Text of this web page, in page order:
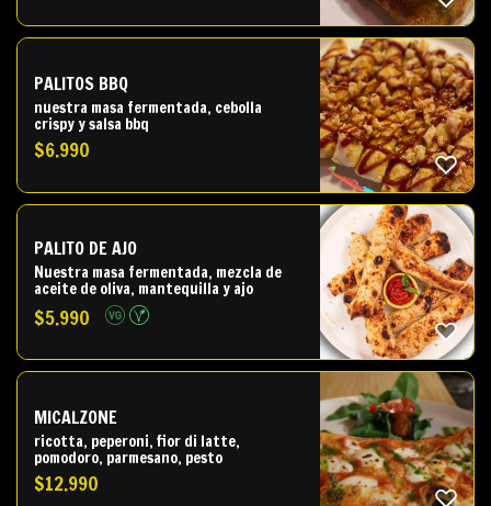
PALITOS BBQ
nuestra masa fermentada, cebolla
crispy y salsa bbq
$6.990
PALITO DE AJO
Nuestra masa fermentada, mezcla de
aceite de oliva, mantequilla y ajo
$5.990
MICALZONE
ricotta, peperoni, fior di latte,
pomodoro, parmesano, pesto
$12.990